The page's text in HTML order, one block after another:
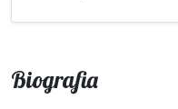
Biografia